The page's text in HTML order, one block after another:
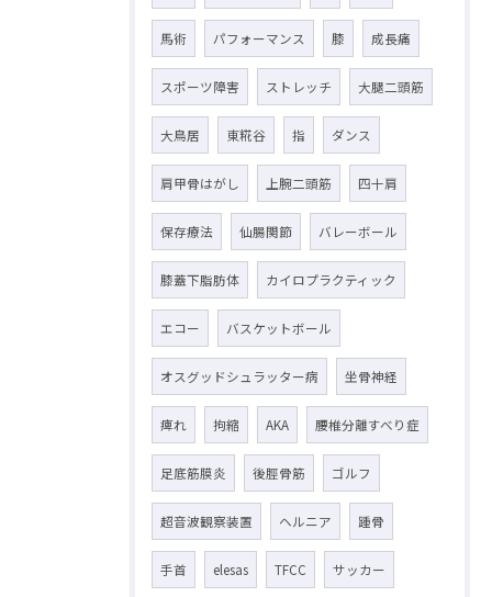
馬術 パフォーマンス 膝 成長痛
スポーツ障害 ストレッチ 大腿二頭筋
大鳥居 東糀谷 指 ダンス
肩甲骨はがし 上腕二頭筋 四十肩
保存療法 仙腸関節 バレーボール
膝蓋下脂肪体 カイロプラクティック
エコー バスケットボール
オスグッドシュラッター病 坐骨神経
痺れ 拘縮 AKA 腰椎分離すべり症
足底筋膜炎 後脛骨筋 ゴルフ
超音波観察装置 ヘルニア 踵骨
手首 elesas TFCC サッカー